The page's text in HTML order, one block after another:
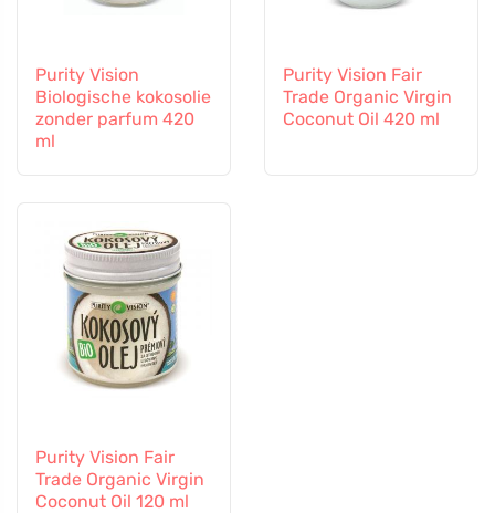
Purity Vision
Biologische kokosolie
zonder parfum 420
ml
Purity Vision Fair
Trade Organic Virgin
Coconut Oil 420 ml
Purity Vision Fair
Trade Organic Virgin
Coconut Oil 120 ml